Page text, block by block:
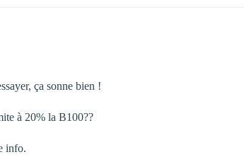
ça sonne bien !
à 20% la B100??
info.